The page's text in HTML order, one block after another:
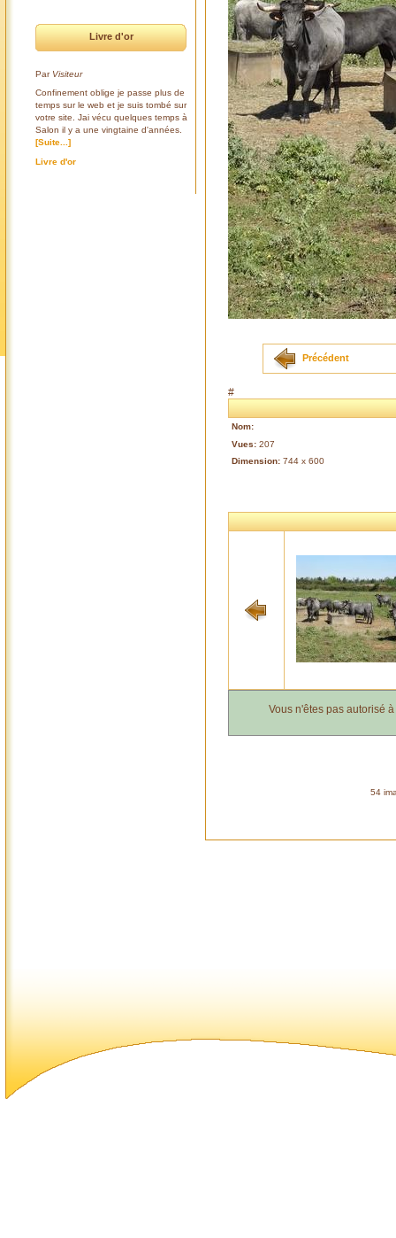
Livre d'or
Par Visiteur
Confinement oblige je passe plus de
temps sur le web et je suis tombé sur
votre site. Jai vécu quelques temps à
Salon il y a une vingtaine d'années.
[Suite...]
Livre d'or
Précédent
#
Nom:
Vues: 207
Dimension: 744 x 600
Vous n'êtes pas autorisé
54